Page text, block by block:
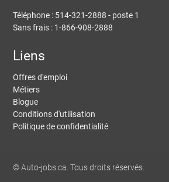
Téléphone : 514-321-2888 - poste 1
Sans frais : 1-866-908-2888
Liens
Offres d'emploi
Métiers
Blogue
Conditions d'utilisation
Politique de confidentialité
© Auto-jobs.ca. Tous droits réservés.